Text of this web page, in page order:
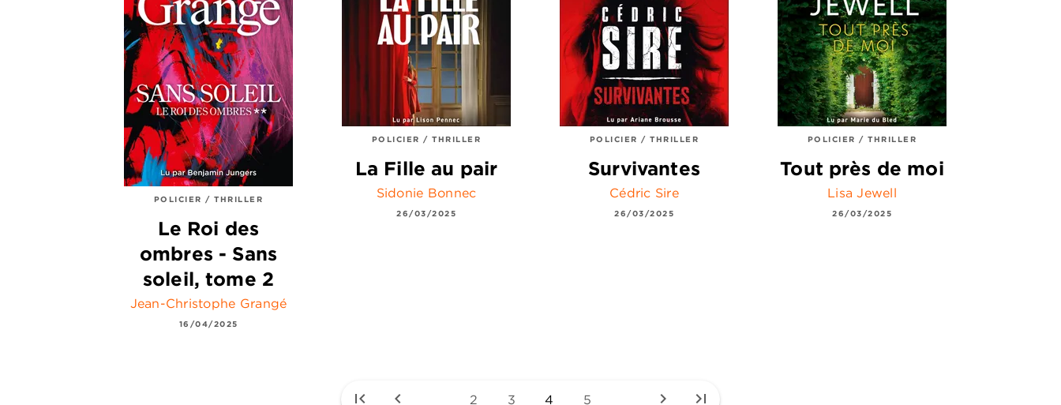
POLICIER / THRILLER
Le Roi des
ombres - Sans
soleil, tome 2
Jean-Christophe Grangé
16/04/2025
POLICIER / THRILLER
La Fille au pair
Sidonie Bonnec
26/03/2025
POLICIER / THRILLER
Survivantes
Cédric Sire
26/03/2025
POLICIER / THRILLER
Tout près de moi
Lisa Jewell
26/03/2025
first_page chevron_left 2 3 4 5 chevron_right last_page